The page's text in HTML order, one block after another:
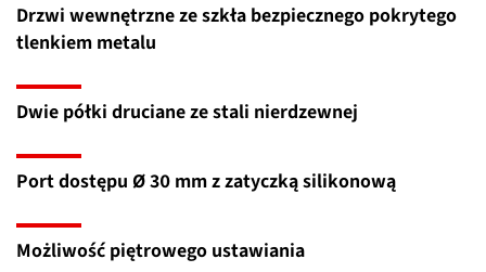
Drzwi wewnętrzne ze szkła bezpiecznego pokrytego
tlenkiem metalu
Dwie półki druciane ze stali nierdzewnej
Port dostępu Ø 30 mm z zatyczką silikonową
Możliwość piętrowego ustawiania